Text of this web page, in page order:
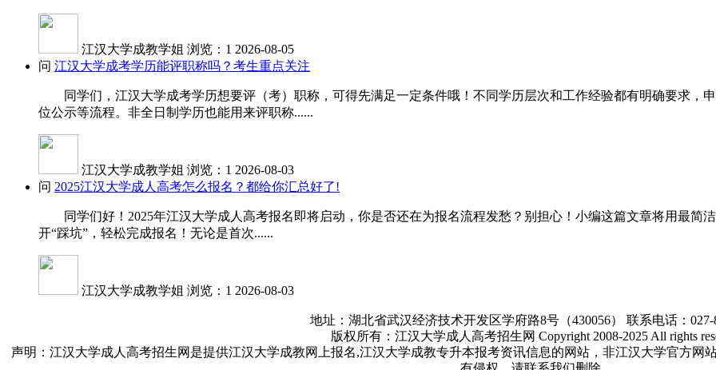
江汉大学成教学姐 浏览：1 2026-08-05
问 江汉大学成考学历能评职称吗？考生重点关注
同学们，江汉大学成考学历想要评（考）职称，可得先满足一定条件哦！不同学历层次和工作经验都有明确要求，
位公示等流程。非全日制学历也能用来评职称......
江汉大学成教学姐 浏览：1 2026-08-03
问 2025江汉大学成人高考怎么报名？都给你汇总好了!
同学们好！2025年江汉大学成人高考报名即将启动，你是否还在为报名流程发愁？别担心！小编这篇文章将用最简
开“踩坑”，轻松完成报名！无论是首次......
江汉大学成教学姐 浏览：1 2026-08-03
地址：湖北省武汉经济技术开发区学府路8号（430056） 联系电话：027-
版权所有：江汉大学成人高考招生网 Copyright 2008-2025 All rights
声明：江汉大学成人高考招生网是提供江汉大学成教网上报名,江汉大学成教专升本报考资讯信息的网站，非江汉大学官方网